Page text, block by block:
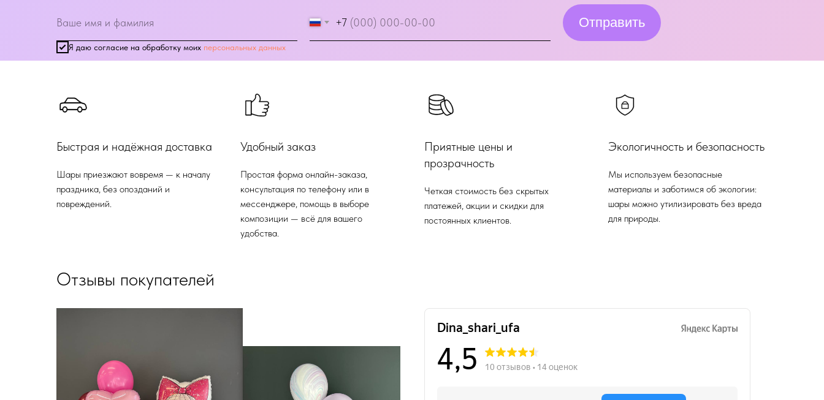
+7
Я даю согласие на обработку моих персональных данных
Отправить
Быстрая и надёжная доставка
Шары приезжают вовремя — к началу
праздника, без опозданий и
повреждений.
Удобный заказ
Простая форма онлайн-заказа,
консультация по телефону или в
мессенджере, помощь в выборе
композиции — всё для вашего
удобства.
Приятные цены и
прозрачность
Четкая стоимость без скрытых
платежей, акции и скидки для
постоянных клиентов.
Экологичность и безопасность
Мы используем безопасные
материалы и заботимся об экологии:
шары можно утилизировать без вреда
для природы.
Отзывы покупателей